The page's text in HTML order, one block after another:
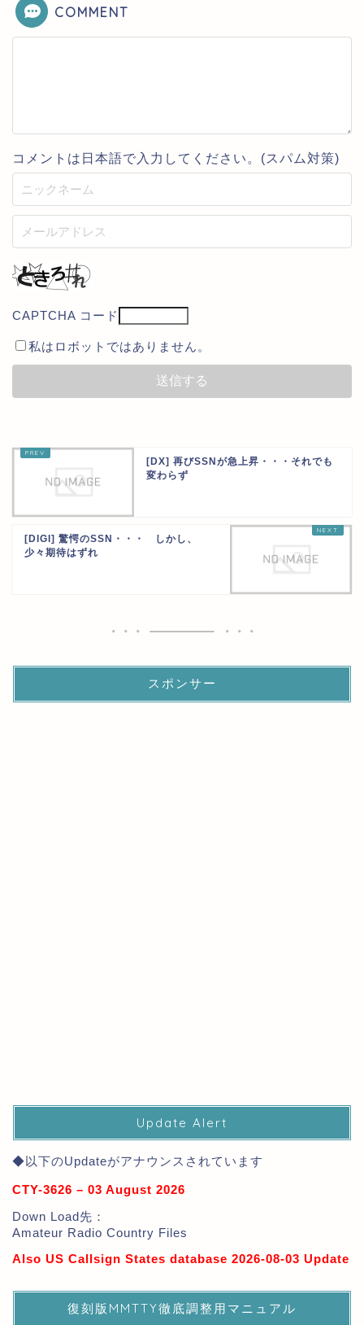
COMMENT
コメントは日本語で入力してください。(スパム対策)
CAPTCHA コード
私はロボットではありません。
[DX] 再びSSNが急上昇・・・それでも
変わらず
[DIGI] 驚愕のSSN・・・ しかし、
少々期待はずれ
スポンサー
Update Alert
◆以下のUpdateがアナウンスされています
CTY-3626 – 03 August 2026
Down Load先：
Amateur Radio Country Files
Also US Callsign States database 2026-08-03 Update
復刻版MMTTY徹底調整用マニュアル